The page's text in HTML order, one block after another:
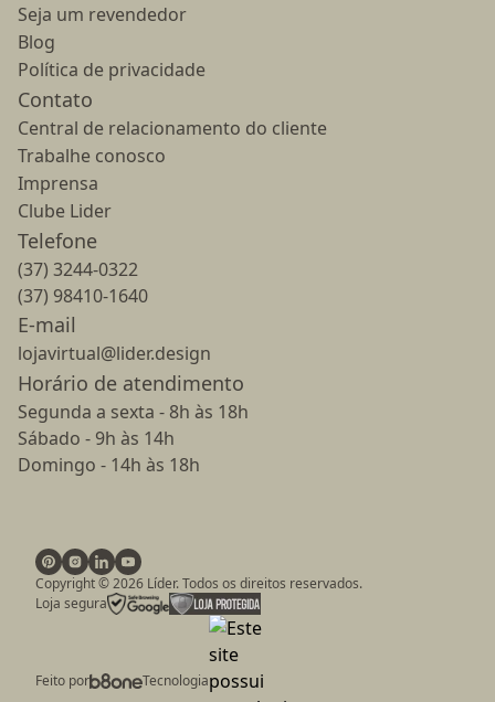
Seja um revendedor
Blog
Política de privacidade
Contato
Central de relacionamento do cliente
Trabalhe conosco
Imprensa
Clube Lider
Telefone
(37) 3244-0322
(37) 98410-1640
E-mail
lojavirtual@lider.design
Horário de atendimento
Segunda a sexta - 8h às 18h
Sábado - 9h às 14h
Domingo - 14h às 18h
Copyright ©2026 Líder. Todos os direitos reservados.
Loja segura
Feito por Tecnologia